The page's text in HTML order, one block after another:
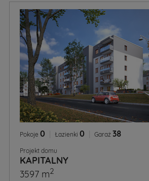
Pokoje 0 Łazienki 0 Garaż 38
Projekt domu
KAPITALNY
3597 m2